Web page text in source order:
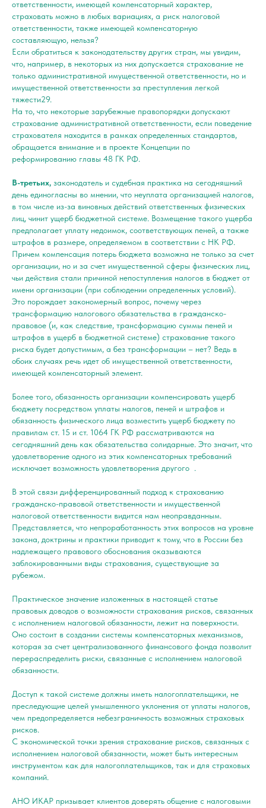
ответственности, имеющей компенсаторный характер,
страховать можно в любых вариациях, а риск налоговой
ответственности, также имеющей компенсаторную
составляющую, нельзя?
Если обратиться к законодательству других стран, мы увидим,
что, например, в некоторых из них допускается страхование не
только административной имущественной ответственности, но и
имущественной ответственности за преступления легкой
тяжести29.
На то, что некоторые зарубежные правопорядки допускают
страхование административной ответственности, если поведение
страхователя находится в рамках определенных стандартов,
обращается внимание и в проекте Концепции по
реформированию главы 48 ГК РФ.
В-третьих, законодатель и судебная практика на сегодняшний
день единогласны во мнении, что неуплата организацией налогов,
в том числе из-за виновных действий ответственных физических
лиц, чинит ущерб бюджетной системе. Возмещение такого ущерба
предполагает уплату недоимок, соответствующих пеней, а также
штрафов в размере, определяемом в соответствии с НК РФ.
Причем компенсация потерь бюджета возможна не только за счет
организации, но и за счет имущественной сферы физических лиц,
чьи действия стали причиной непоступления налогов в бюджет от
имени организации (при соблюдении определенных условий).
Это порождает закономерный вопрос, почему через
трансформацию налогового обязательства в гражданско-
правовое (и, как следствие, трансформацию суммы пеней и
штрафов в ущерб в бюджетной системе) страхование такого
риска будет допустимым, а без трансформации – нет? Ведь в
обоих случаях речь идет об имущественной ответственности,
имеющей компенсаторный элемент.
Более того, обязанность организации компенсировать ущерб
бюджету посредством уплаты налогов, пеней и штрафов и
обязанность физического лица возместить ущерб бюджету по
правилам ст. 15 и ст. 1064 ГК РФ рассматриваются на
сегодняшний день как обязательства солидарные. Это значит, что
удовлетворение одного из этих компенсаторных требований
исключает возможность удовлетворения другого .
В этой связи дифференцированный подход к страхованию
гражданско-правовой ответственности и имущественной
налоговой ответственности видится нам неоправданным.
Представляется, что непроработанность этих вопросов на уровне
закона, доктрины и практики приводит к тому, что в России без
надлежащего правового обоснования оказываются
заблокированными виды страхования, существующие за
рубежом.
Практическое значение изложенных в настоящей статье
правовых доводов о возможности страхования рисков, связанных
с исполнением налоговой обязанности, лежит на поверхности.
Оно состоит в создании системы компенсаторных механизмов,
которая за счет централизованного финансового фонда позволит
перераспределить риски, связанные с исполнением налоговой
обязанности.
Доступ к такой системе должны иметь налогоплательщики, не
преследующие целей умышленного уклонения от уплаты налогов,
чем предопределяется небезграничность возможных страховых
рисков.
С экономической точки зрения страхование рисков, связанных с
исполнением налоговой обязанности, может быть интересным
инструментом как для налогоплательщиков, так и для страховых
компаний.
АНО ИКАР призывает клиентов доверять общение с налоговыми